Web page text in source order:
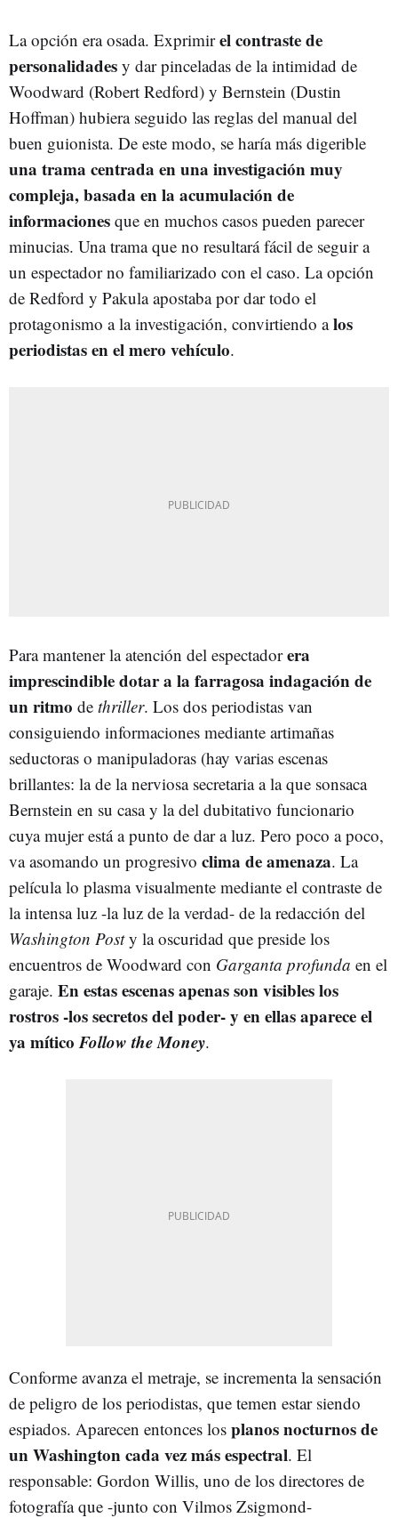
La opción era osada. Exprimirel contraste de
personalidades y dar pinceladas de la intimidad de
Woodward (Robert Redford) y Bernstein (Dustin
Hoffman) hubiera seguido las reglas del manual del
buen guionista. De este modo, se haría más digerible
una trama centrada en una investigación muy
compleja, basada en la acumulación de
informaciones que en muchos casos pueden parecer
minucias. Una trama que no resultará fácil de seguir a
un espectador no familiarizado con el caso. La opción
de Redford y Pakula apostaba por dar todo el
protagonismo a la investigación, convirtiendo alos
periodistas en el mero vehículo.
Para mantener la atención del espectadorera
imprescindible dotar a la farragosa indagación de
un ritmo de thriller. Los dos periodistas van
consiguiendo informaciones mediante artimañas
seductoras o manipuladoras (hay varias escenas
brillantes: la de la nerviosa secretaria a la que sonsaca
Bernstein en su casa y la del dubitativo funcionario
cuya mujer está a punto de dar a luz. Pero poco a poco,
va asomando un progresivo clima de amenaza. La
película lo plasma visualmente mediante el contraste de
la intensa luz -la luz de la verdad- de la redacción del
Washington Posty la oscuridad que preside los
encuentros de Woodward con Garganta profunda en el
garaje. En estas escenas apenas son visibles los
rostros -los secretos del poder- y en ellas aparece el
ya míticoFollow the Money.
Conforme avanza el metraje, se incrementa la sensación
de peligro de los periodistas, que temen estar siendo
espiados. Aparecen entonces los planos nocturnos de
un Washington cada vez más espectral. El
responsable: Gordon Willis, uno de los directores de
fotografía que -junto con Vilmos Zsigmond-